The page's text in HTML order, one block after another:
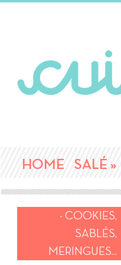
HOME SALÉ »
- COOKIES,
SABLÉS,
MERINGUES...